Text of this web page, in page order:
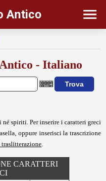
Antico
- Italiano
né spiriti. Per inserire i caratteri greci
oppure inserisci la trascrizione
CARATTERI